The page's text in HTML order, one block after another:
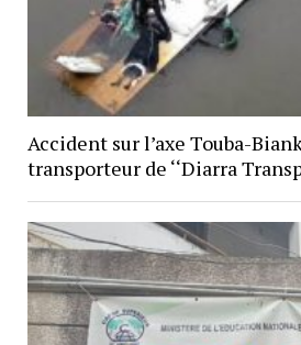
Accident sur l’axe Touba-
transporteur de ‘‘Diarra